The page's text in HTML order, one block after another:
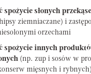
spożycie słonych
ziemniaczane) i
orzechami
spożycie innych
(np. zup i sosów w
mięsnych i